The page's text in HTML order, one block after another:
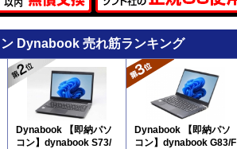
ン Dynabook 売れ筋ランキング
Dynabook 【即納パソ
コン】dynabook S73/
Dynabook 【即納パソ
コン】dynabook G83/F